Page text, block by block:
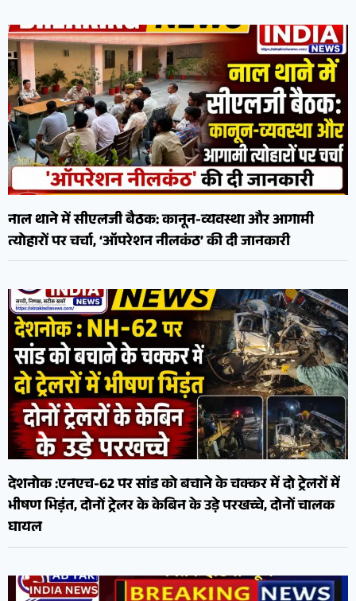
नाल थाने में सीएलजी बैठक: कानून-व्यवस्था और आगामी
त्योहारों पर चर्चा, ‘ऑपरेशन नीलकंठ’ की दी जानकारी
देशनोक :एनएच-62 पर सांड को बचाने के चक्कर में दो ट्रेलरों में
भीषण भिड़ंत, दोनों ट्रेलर के केबिन के उड़े परखच्चे, दोनों चालक
घायल